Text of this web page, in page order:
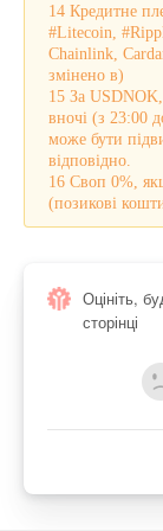
14 Кредитне
#Litecoin,
Chainlink,
змінено в)
15 За USDNOK,
вночі (з 23:00
може бути
відповідно.
16 Своп 0%,
(позикові
Оцініть,
сторінці